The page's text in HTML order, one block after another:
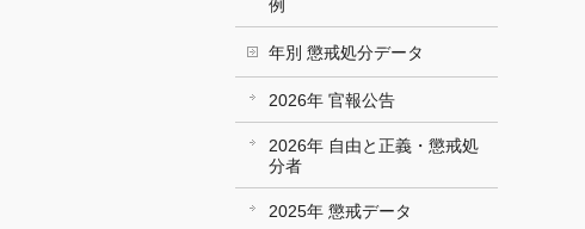
例
年別 懲戒処分データ
2026年 官報公告
2026年 自由と正義・懲戒処
分者
2025年 懲戒データ